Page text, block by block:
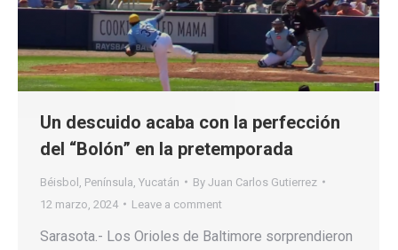
Un descuido acaba con la perfección
del “Bolón” en la pretemporada
Béisbol Península Yucatán By Juan Carlos Gutierrez
12 marzo, 2024
Leave a comment
Sarasota.- Los Orioles de Baltimore sorprendieron